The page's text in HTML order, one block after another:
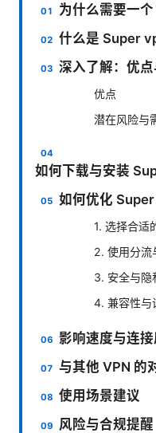
为什么需要一
什么是 Super
深入了解：优
优点
潜在风险与
如何下载与安装
如何优化
1. 选择合适
2. 使用分流
3. 安全与隐
4. 兼容性与
影响速度与连接
与其他 VPN 的
使用场景建议
风险与合规提醒